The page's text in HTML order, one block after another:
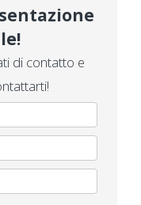
di contatto e